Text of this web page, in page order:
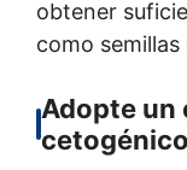
obtener
como
Adopte un